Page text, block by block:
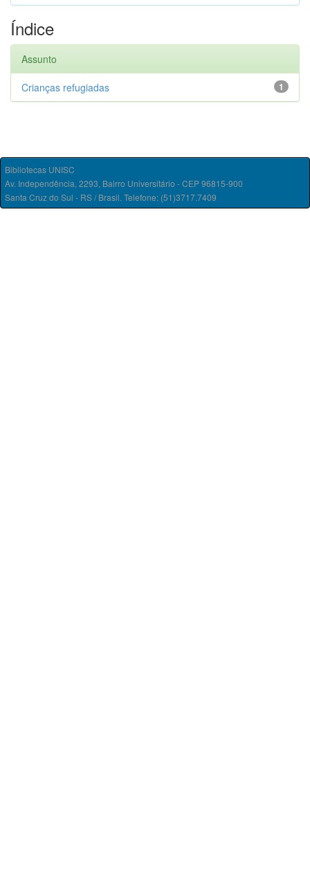
Índice
Assunto
1
Crianças refugiadas
Bibliotecas UNISC
Av. Independência, 2293, Bairro Universitário - CEP 96815-900
Santa Cruz do Sul - RS / Brasil. Telefone: (51)3717.7409